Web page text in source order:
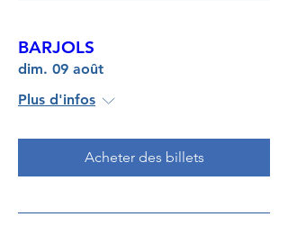
BARJOLS
dim. 09 août
Plus d'infos
Acheter des billets